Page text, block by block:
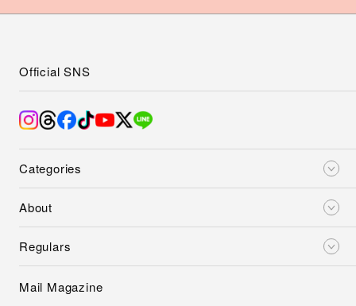
Categories
About
Regulars
Official SNS
Mail Magazine